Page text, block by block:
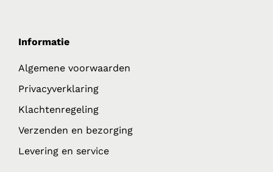
Informatie
Algemene voorwaarden
Privacyverklaring
Klachtenregeling
Verzenden en bezorging
Levering en service